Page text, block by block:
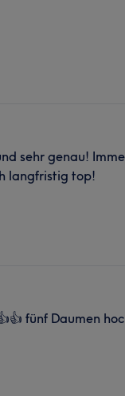
sehr genau!
langfristig top!
fünf Daumen